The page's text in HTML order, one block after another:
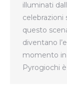
illuminati
celebrazioni
questo
diventano
momento in
Pyrogiochi